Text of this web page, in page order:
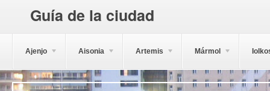
Guía de la ciudad
Ajenjo Aisonia Artemis Mármol